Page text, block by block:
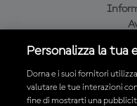
Personalizza la tua
Dorna e i suoi fornitori
valutare le tue interazioni
fine di mostrarti una